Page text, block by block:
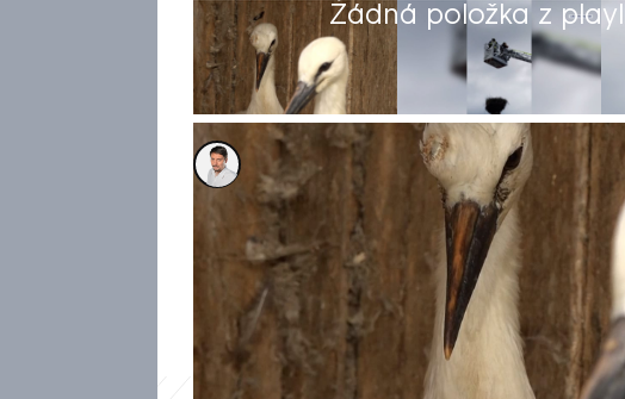
Žádná položka z
Tomáš Petržela
17. čvc 2025, 22:29
Náročnou záchrannou operaci za
záchranáři v Moravském Berouně na
tam museli sundat čapí mláďata,
přitom přišla na poslední chvíli.